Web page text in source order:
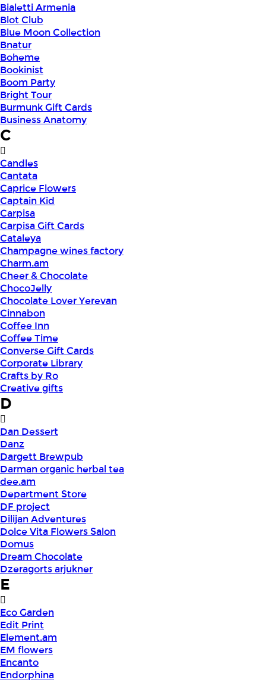
Bialetti Armenia
Blot Club
Blue Moon Collection
Bnatur
Boheme
Bookinist
Boom Party
Bright Tour
Burmunk Gift Cards
Business Anatomy
C
Candles
Cantata
Caprice Flowers
Captain Kid
Carpisa
Carpisa Gift Cards
Cataleya
Champagne wines factory
Charm.am
Cheer & Chocolate
ChocoJelly
Chocolate Lover Yerevan
Cinnabon
Coffee Inn
Coffee Time
Converse Gift Cards
Corporate Library
Crafts by Ro
Creative gifts
D
Dan Dessert
Danz
Dargett Brewpub
Darman organic herbal tea
dee.am
Department Store
DF project
Dilijan Adventures
Dolce Vita Flowers Salon
Domus
Dream Chocolate
Dzeragorts arjukner
E
Eco Garden
Edit Print
Element.am
EM flowers
Encanto
Endorphina